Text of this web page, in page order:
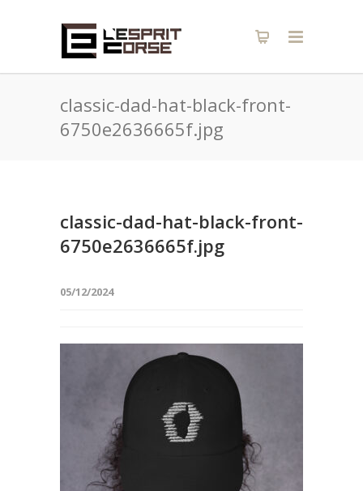
classic-dad-hat-black-front-
6750e2636665f.jpg
classic-dad-hat-black-front-
6750e2636665f.jpg
05/12/2024